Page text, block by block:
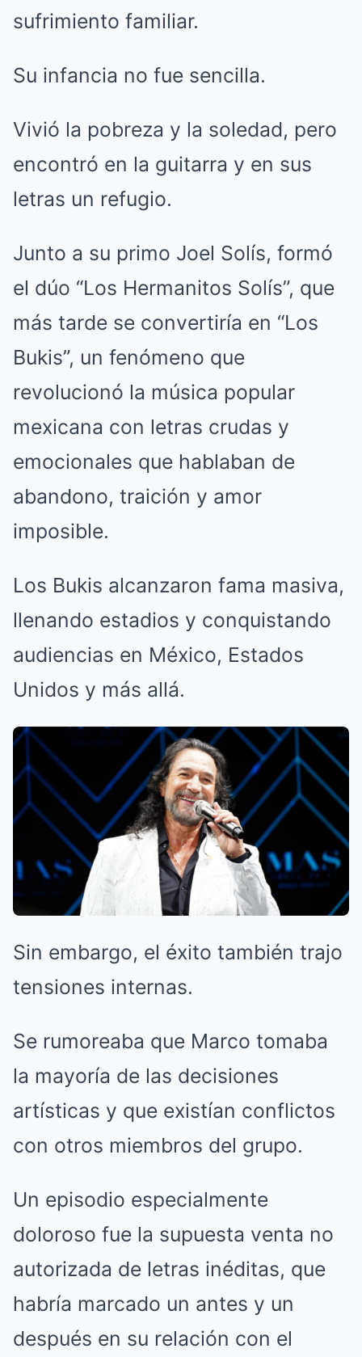
sufrimiento familiar.
Su infancia no fue sencilla.
Vivió la pobreza y la soledad, pero
encontró en la guitarra y en sus
letras un refugio.
Junto a su primo Joel Solís, formó
el dúo “Los Hermanitos Solís”, que
más tarde se convertiría en “Los
Bukis”, un fenómeno que
revolucionó la música popular
mexicana con letras crudas y
emocionales que hablaban de
abandono, traición y amor
imposible.
Los Bukis alcanzaron fama masiva,
llenando estadios y conquistando
audiencias en México, Estados
Unidos y más allá.
Sin embargo, el éxito también trajo
tensiones internas.
Se rumoreaba que Marco tomaba
la mayoría de las decisiones
artísticas y que existían conflictos
con otros miembros del grupo.
Un episodio especialmente
doloroso fue la supuesta venta no
autorizada de letras inéditas, que
habría marcado un antes y un
después en su relación con el